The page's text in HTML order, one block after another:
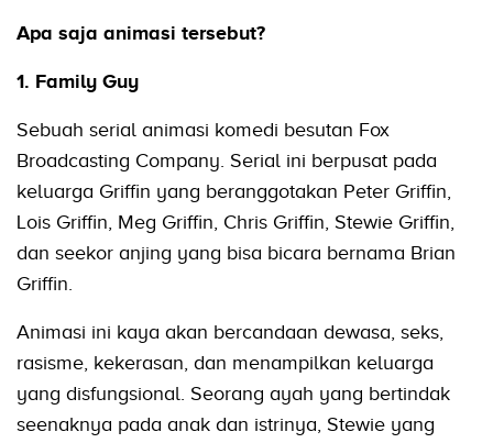
Apa saja animasi tersebut?
1. Family Guy
Sebuah serial animasi komedi besutan Fox
Broadcasting Company. Serial ini berpusat pada
keluarga Griffin yang beranggotakan Peter Griffin,
Lois Griffin, Meg Griffin, Chris Griffin, Stewie Griffin,
dan seekor anjing yang bisa bicara bernama Brian
Griffin.
Animasi ini kaya akan bercandaan dewasa, seks,
rasisme, kekerasan, dan menampilkan keluarga
yang disfungsional. Seorang ayah yang bertindak
seenaknya pada anak dan istrinya, Stewie yang